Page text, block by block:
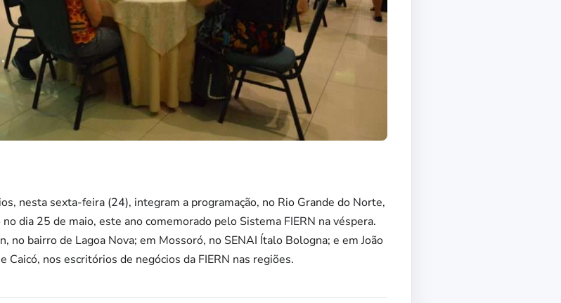
nesta sexta-feira (24), integram a programação, no Rio Grande do Norte,
dia 25 de maio, este ano comemorado pelo Sistema FIERN na véspera.
no bairro de Lagoa Nova; em Mossoró, no SENAI Ítalo Bologna; e em João
Caicó, nos escritórios de negócios da FIERN nas regiões.